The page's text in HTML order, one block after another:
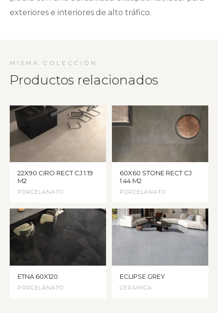
exteriores e interiores de alto tráfico.
MISMA COLECCIÓN
Productos relacionados
22X90 CIRO RECT CJ 1.19
M2
PORCELANATO
60X60 STONE RECT CJ
1.44 M2
PORCELANATO
ETNA 60X120
PORCELANATO
ECLIPSE GREY
CERAMICA